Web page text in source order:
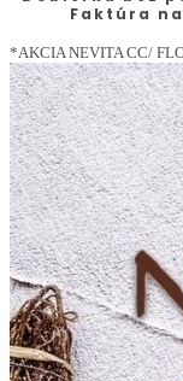
Faktúra
*AKCIA NEVITA CC/